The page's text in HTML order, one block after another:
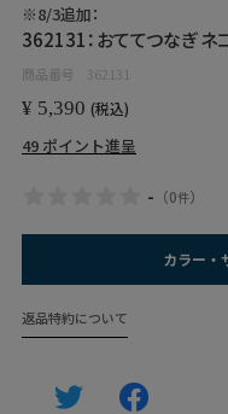
※8/3追加：
362131：おててつなぎ ネ
商品番号 362131
¥ 5,390 税込
49 ポイント進呈
- （0件）
カラー・
返品特約について